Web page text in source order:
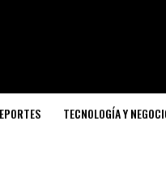
TECNOLOGÍA Y